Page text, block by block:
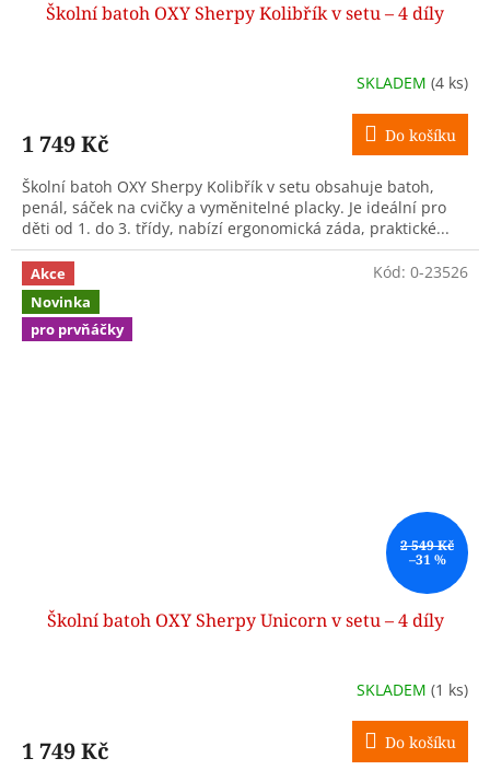
Školní batoh OXY Sherpy Kolibřík v setu – 4 díly
SKLADEM (4 ks)
1 749 Kč Do košíku
Školní batoh OXY Sherpy Kolibřík v setu obsahuje batoh,
penál, sáček na cvičky a vyměnitelné placky. Je ideální pro
děti od 1. do 3. třídy, nabízí ergonomická záda, praktické...
Akce
Novinka
pro prvňáčky
2 549 Kč
–31 %
Školní batoh OXY Sherpy Unicorn v setu – 4 díly
SKLADEM (1 ks)
1 749 Kč Do košíku
Kód: 0-23526